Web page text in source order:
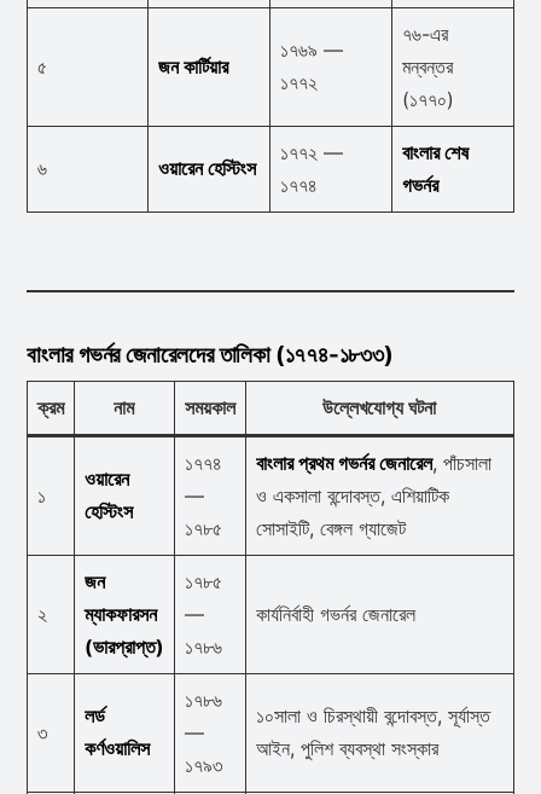
৫ জন কার্টিয়ার
১৭৬৯ —
১৭৭২
৭৬-এর
মন্বন্তর
(১৭৭০)
৬ ওয়ারেন হেস্টিংস
১৭৭২ —
১৭৭৪
বাংলার শেষ
গভর্নর
বাংলার গভর্নর জেনারেলদের তালিকা (১৭৭৪-১৮৩৩)
ক্রম নাম সময়কাল উল্লেখযোগ্য ঘটনা
১
ওয়ারেন
হেস্টিংস
১৭৭৪
—
১৭৮৫
বাংলার প্রথম গভর্নর জেনারেল, পাঁচসালা
ও একসালা বন্দোবস্ত, এশিয়াটিক
সোসাইটি, বেঙ্গল গ্যাজেট
২
জন
ম্যাকফারসন
(ভারপ্রাপ্ত)
১৭৮৫
—
১৭৮৬
কার্যনির্বাহী গভর্নর জেনারেল
৩
লর্ড
কর্ণওয়ালিস
১৭৮৬
—
১৭৯৩
১০সালা ও চিরস্থায়ী বন্দোবস্ত, সূর্যাস্ত
আইন, পুলিশ ব্যবস্থা সংস্কার